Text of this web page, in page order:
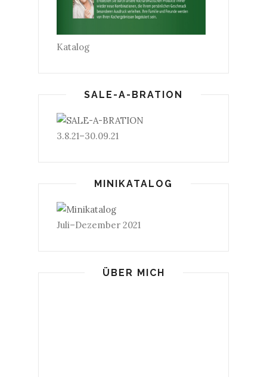
Katalog
SALE-A-BRATION
3.8.21–30.09.21
MINIKATALOG
Juli–Dezember 2021
ÜBER MICH